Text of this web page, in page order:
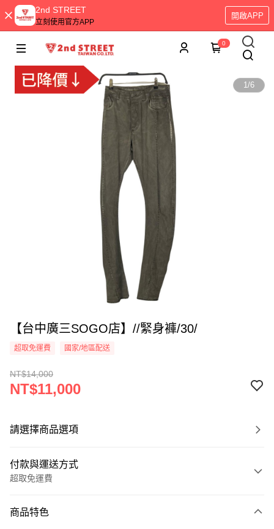
2nd STREET
立刻使用官方APP
開啟APP
0
1/6
【台中廣三SOGO店】//緊身褲/30/
超取免運費 國家/地區配送
NT$14,000
NT$11,000
請選擇商品選項
付款與運送方式
超取免運費
信用卡一次付款
商品特色